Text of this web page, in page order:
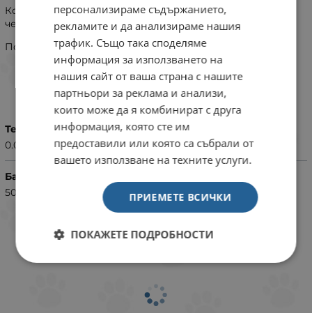
Комплект за кърмене отbeapharвключва бутилка,
четка, 4 резервни биберона + 1 капачка.
Подходящ е за кучета, котки и дребни животни.
ХАРАКТЕРИСТИКИ
Тегло (кг.)
0.04
Баркод (ISBN, UPC, др.)
5021284176712
персонализираме съдържанието,
рекламите и да анализираме нашия
трафик. Също така споделяме
информация за използването на
нашия сайт от ваша страна с нашите
партньори за реклама и анализи,
които може да я комбинират с друга
информация, която сте им
предоставили или която са събрали от
вашето използване на техните услуги.
ПРИЕМЕТЕ ВСИЧКИ
ПОКАЖЕТЕ ПОДРОБНОСТИ